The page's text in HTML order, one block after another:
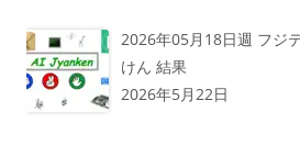
2026年05月18日週 フジ
けん 結果
2026年5月22日